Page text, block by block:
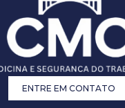
ENTRE EM CONTATO